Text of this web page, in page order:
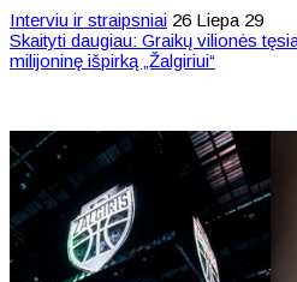
Interviu ir straipsniai 26 Liepa 29
Skaityti daugiau: Graikų vilionės
milijoninę išpirką „Žalgiriui“